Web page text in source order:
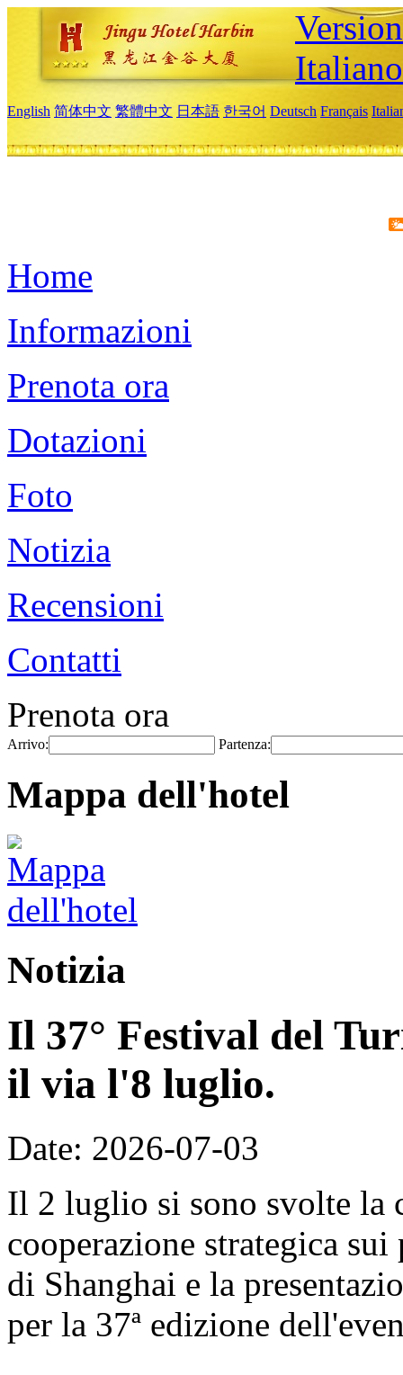
Italiano
English 简体中文 繁體中文 日本語 한국어 Deutsch Français
Home
Informazioni
Prenota ora
Dotazioni
Foto
Notizia
Recensioni
Contatti
Prenota ora
Arrivo: Partenza:
Mappa dell'hotel
Notizia
Il 37° Festival del
il via l'8 luglio.
Date: 2026-07-03
Il 2 luglio si sono svolte la
cooperazione strategica
di Shanghai e la
per la 37ª edizione